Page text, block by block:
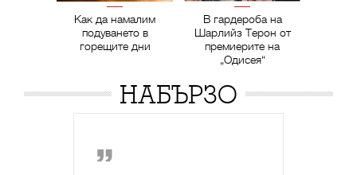
Как да намалим
подуването в
горещите дни
В гардероба на
Шарлийз Терон от
премиерите на
„Одисея“
НАБЪРЗО